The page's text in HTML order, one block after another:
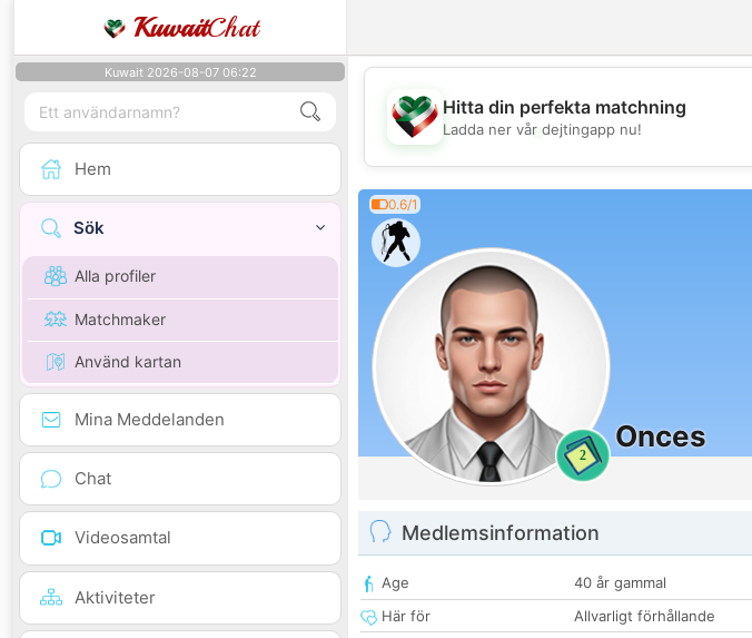
KuwaitChat
Kuwait 2026-08-07 06:22
Hem
Sök
Alla profiler
Matchmaker
Använd kartan
Mina Meddelanden
Chat
Videosamtal
Aktiviteter
💖
Hitta din perfekta matchning
Ladda ner vår dejtingapp nu!
0.6/1
2
Onces
Medlemsinformation
Age
40 år gammal
Här för
Allvarligt förhållande